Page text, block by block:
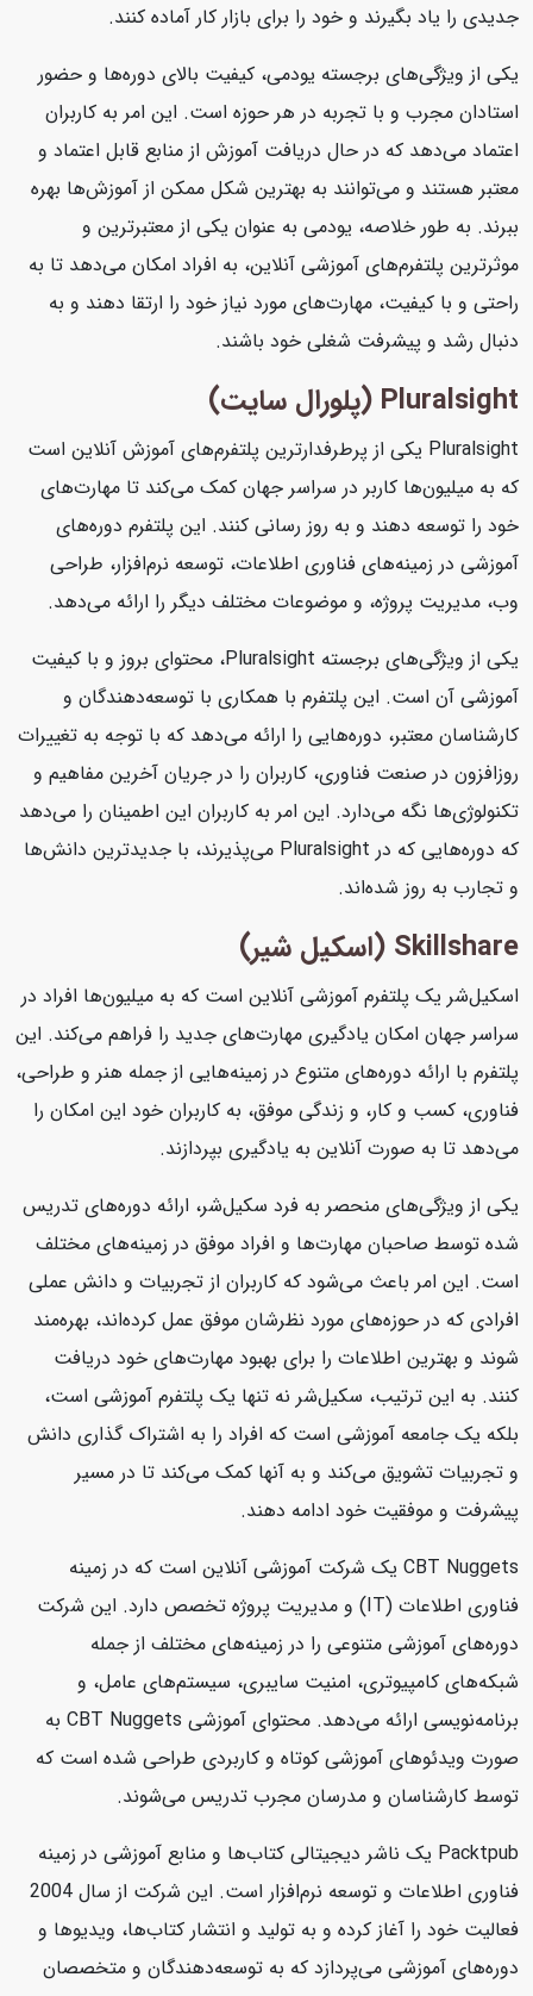
جدیدی را یاد بگیرند و خود را برای بازار کار آماده کنند.
یکی از ویژگی‌های برجسته یودمی، کیفیت بالای دوره‌ها و حضور
استادان مجرب و با تجربه در هر حوزه است. این امر به کاربران
اعتماد می‌دهد که در حال دریافت آموزش از منابع قابل اعتماد و
معتبر هستند و می‌توانند به بهترین شکل ممکن از آموزش‌ها بهره
ببرند. به طور خلاصه، یودمی به عنوان یکی از معتبرترین و
موثرترین پلتفرم‌های آموزشی آنلاین، به افراد امکان می‌دهد تا به
راحتی و با کیفیت، مهارت‌های مورد نیاز خود را ارتقا دهند و به
دنبال رشد و پیشرفت شغلی خود باشند.
Pluralsight (پلورال سایت)
Pluralsight یکی از پرطرفدارترین پلتفرم‌های آموزش آنلاین است
که به میلیون‌ها کاربر در سراسر جهان کمک می‌کند تا مهارت‌های
خود را توسعه دهند و به روز رسانی کنند. این پلتفرم دوره‌های
آموزشی در زمینه‌های فناوری اطلاعات، توسعه نرم‌افزار، طراحی
وب، مدیریت پروژه، و موضوعات مختلف دیگر را ارائه می‌دهد.
یکی از ویژگی‌های برجسته Pluralsight، محتوای بروز و با کیفیت
آموزشی آن است. این پلتفرم با همکاری با توسعه‌دهندگان و
کارشناسان معتبر، دوره‌هایی را ارائه می‌دهد که با توجه به تغییرات
روزافزون در صنعت فناوری، کاربران را در جریان آخرین مفاهیم و
تکنولوژی‌ها نگه می‌دارد. این امر به کاربران این اطمینان را می‌دهد
که دوره‌هایی که در Pluralsight می‌پذیرند، با جدیدترین دانش‌ها
و تجارب به روز شده‌اند.
Skillshare (اسکیل شیر)
اسکیل‌شر یک پلتفرم آموزشی آنلاین است که به میلیون‌ها افراد در
سراسر جهان امکان یادگیری مهارت‌های جدید را فراهم می‌کند. این
پلتفرم با ارائه دوره‌های متنوع در زمینه‌هایی از جمله هنر و طراحی،
فناوری، کسب و کار، و زندگی موفق، به کاربران خود این امکان را
می‌دهد تا به صورت آنلاین به یادگیری بپردازند.
یکی از ویژگی‌های منحصر به فرد سکیل‌شر، ارائه دوره‌های تدریس
شده توسط صاحبان مهارت‌ها و افراد موفق در زمینه‌های مختلف
است. این امر باعث می‌شود که کاربران از تجربیات و دانش عملی
افرادی که در حوزه‌های مورد نظرشان موفق عمل کرده‌اند، بهره‌مند
شوند و بهترین اطلاعات را برای بهبود مهارت‌های خود دریافت
کنند. به این ترتیب، سکیل‌شر نه تنها یک پلتفرم آموزشی است،
بلکه یک جامعه آموزشی است که افراد را به اشتراک گذاری دانش
و تجربیات تشویق می‌کند و به آنها کمک می‌کند تا در مسیر
پیشرفت و موفقیت خود ادامه دهند.
CBT Nuggets یک شرکت آموزشی آنلاین است که در زمینه
فناوری اطلاعات (IT) و مدیریت پروژه تخصص دارد. این شرکت
دوره‌های آموزشی متنوعی را در زمینه‌های مختلف از جمله
شبکه‌های کامپیوتری، امنیت سایبری، سیستم‌های عامل، و
برنامه‌نویسی ارائه می‌دهد. محتوای آموزشی CBT Nuggets به
صورت ویدئوهای آموزشی کوتاه و کاربردی طراحی شده است که
توسط کارشناسان و مدرسان مجرب تدریس می‌شوند.
Packtpub یک ناشر دیجیتالی کتاب‌ها و منابع آموزشی در زمینه
فناوری اطلاعات و توسعه نرم‌افزار است. این شرکت از سال 2004
فعالیت خود را آغاز کرده و به تولید و انتشار کتاب‌ها، ویدیوها و
دوره‌های آموزشی می‌پردازد که به توسعه‌دهندگان و متخصصان